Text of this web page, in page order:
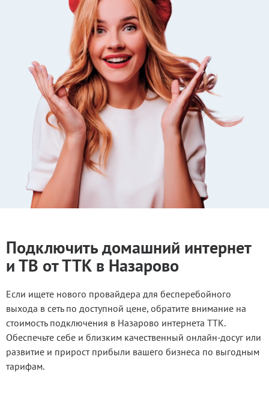
Подключить домашний интернет
и ТВ от ТТК в Назарово
Если ищете нового провайдера для бесперебойного
выхода в сеть по доступной цене, обратите внимание на
стоимость подключения в Назарово интернета ТТК.
Обеспечьте себе и близким качественный онлайн-досуг или
развитие и прирост прибыли вашего бизнеса по выгодным
тарифам.